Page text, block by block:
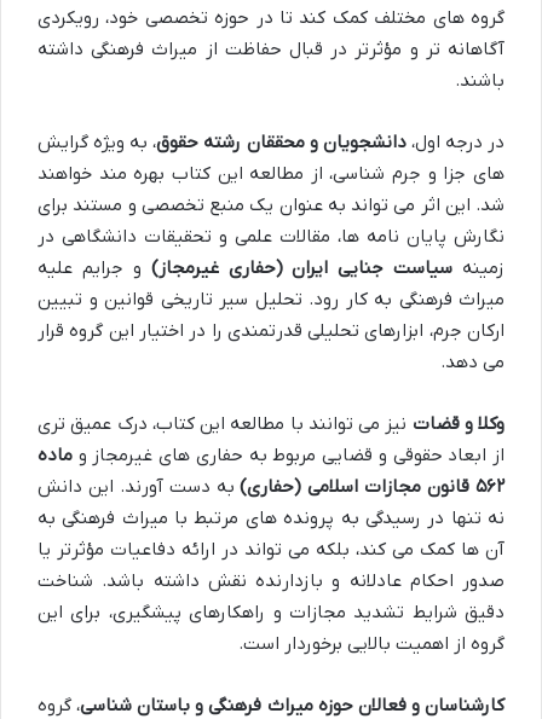
گروه های مختلف کمک کند تا در حوزه تخصصی خود، رویکردی
آگاهانه تر و مؤثرتر در قبال حفاظت از میراث فرهنگی داشته
باشند.
در درجه اول،دانشجویان و محققان رشته حقوق، به ویژه گرایش
های جزا و جرم شناسی، از مطالعه این کتاب بهره مند خواهند
شد. این اثر می تواند به عنوان یک منبع تخصصی و مستند برای
نگارش پایان نامه ها، مقالات علمی و تحقیقات دانشگاهی در
زمینه سیاست جنایی ایران (حفاری غیرمجاز) و جرایم علیه
میراث فرهنگی به کار رود. تحلیل سیر تاریخی قوانین و تبیین
ارکان جرم، ابزارهای تحلیلی قدرتمندی را در اختیار این گروه قرار
می دهد.
وکلا و قضات نیز می توانند با مطالعه این کتاب، درک عمیق تری
از ابعاد حقوقی و قضایی مربوط به حفاری های غیرمجاز و ماده
۵۶۲ قانون مجازات اسلامی (حفاری)
به دست آورند. این دانش
نه تنها در رسیدگی به پرونده های مرتبط با میراث فرهنگی به
آن ها کمک می کند، بلکه می تواند در ارائه دفاعیات مؤثرتر یا
صدور احکام عادلانه و بازدارنده نقش داشته باشد. شناخت
دقیق شرایط تشدید مجازات و راهکارهای پیشگیری، برای این
گروه از اهمیت بالایی برخوردار است.
کارشناسان و فعالان حوزه میراث فرهنگی و باستان شناسی، گروه